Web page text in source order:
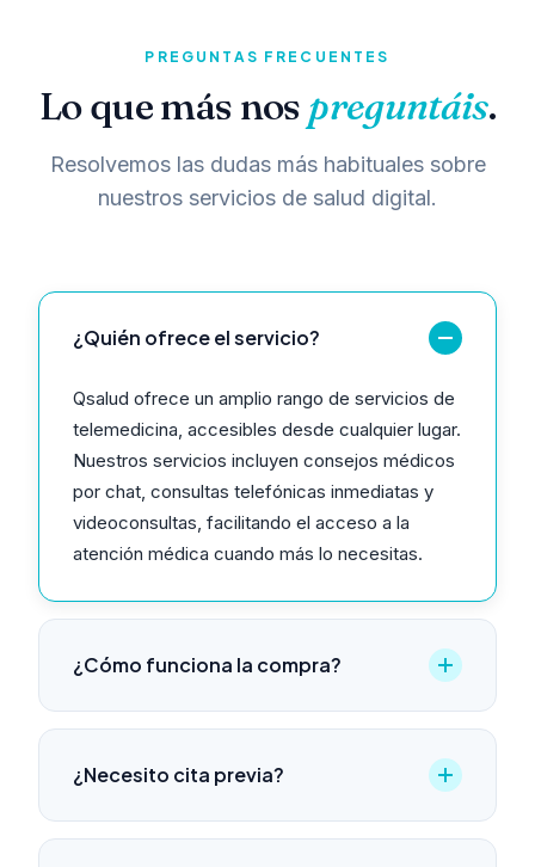
PREGUNTAS FRECUENTES
Lo que más nos preguntáis.
Resolvemos las dudas más habituales sobre
nuestros servicios de salud digital.
¿Quién ofrece el servicio?
Qsalud ofrece un amplio rango de servicios de
telemedicina, accesibles desde cualquier lugar.
Nuestros servicios incluyen consejos médicos
por chat, consultas telefónicas inmediatas y
videoconsultas, facilitando el acceso a la
atención médica cuando más lo necesitas.
¿Cómo funciona la compra?
¿Necesito cita previa?